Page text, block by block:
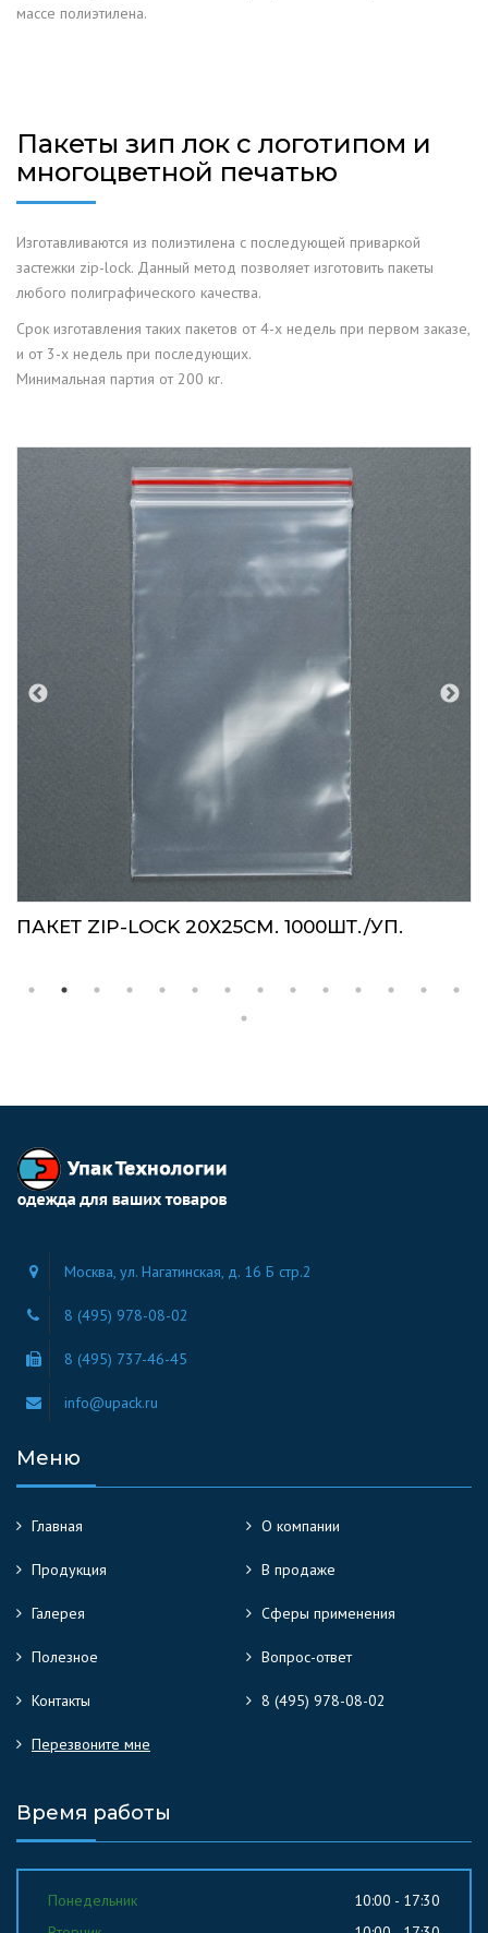
массе полиэтилена.
Пакеты зип лок с логотипом и
многоцветной печатью
Изготавливаются из полиэтилена с последующей приваркой
застежки zip-lock. Данный метод позволяет изготовить пакеты
любого полиграфического качества.
Срок изготавления таких пакетов от 4-х недель при первом заказе,
и от 3-х недель при последующих.
Минимальная партия от 200 кг.
ПАКЕТ ZIP-LOCK 20Х25СМ. 1000ШТ./УП.
Москва, ул. Нагатинская, д. 16 Б стр.2
8 (495) 978-08-02
8 (495) 737-46-45
info@upack.ru
Меню
Главная О компании
Продукция В продаже
Галерея Сферы применения
Полезное Вопрос-ответ
Контакты 8 (495) 978-08-02
Перезвоните мне
Время работы
Понедельник
10:00 - 17:30